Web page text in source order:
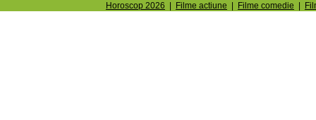
Horoscop 2026 Filme actiune Filme comedie